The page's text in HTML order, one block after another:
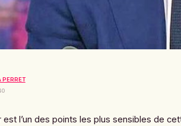
PERRET
est l’un des points les plus sensibles de